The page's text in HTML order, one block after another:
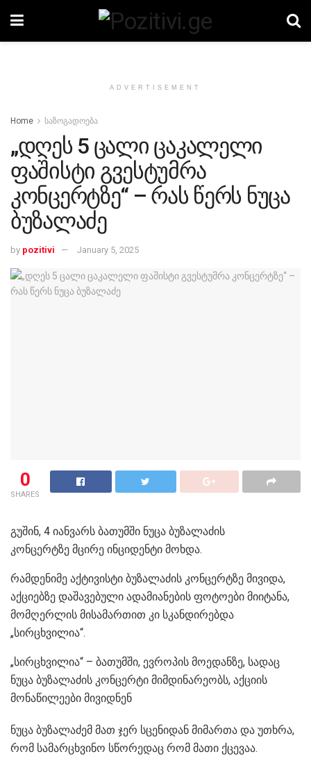
ADVERTISEMENT
Home საზოგადოება
„დღეს 5 ცალი ცაკალელი
ფაშისტი გვესტუმრა
კონცერტზე“ – რას წერს ნუცა
ბუზალაძე
by pozitivi January 5, 2025
0
SHARES
გუშინ, 4 იანვარს ბათუმში ნუცა ბუზალაძის
კონცერტზე მცირე ინციდენტი მოხდა.
რამდენიმე აქტივისტი ბუზალაძის კონცერტზე მივიდა,
აქციებზე დაშავებული ადამიანების ფოტოები მიიტანა,
მომღერლის მისამართით კი სკანდირებდა
„სირცხვილია“.
„სირცხვილია“ – ბათუმში, ევროპის მოედანზე, სადაც
ნუცა ბუზალაძის კონცერტი მიმდინარეობს, აქციის
მონაწილეები მივიდნენ
ნუცა ბუზალაძემ მათ ჯერ სცენიდან მიმართა და უთხრა,
რომ სამარცხვინო სწორედაც რომ მათი ქცევაა.